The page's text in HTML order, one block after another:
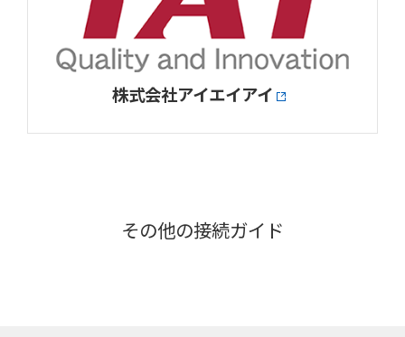
株式会社アイエイアイ
その他の接続ガイド